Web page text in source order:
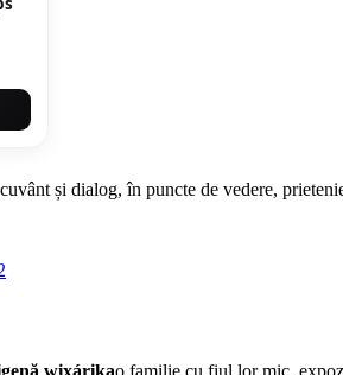
și dialog, în puncte de vedere,
wixárikao familie cu fiul lor mic,